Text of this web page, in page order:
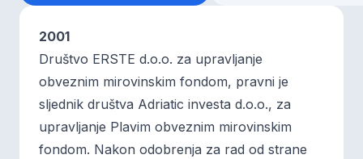
2001
Društvo ERSTE d.o.o. za upravljanje
obveznim mirovinskim fondom, pravni je
sljednik društva Adriatic investa d.o.o., za
upravljanje Plavim obveznim mirovinskim
fondom. Nakon odobrenja za rad od strane